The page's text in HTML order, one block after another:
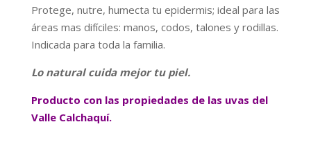
Protege, nutre, humecta tu epidermis; ideal para las
áreas mas difíciles: manos, codos, talones y rodillas.
Indicada para toda la familia.
Lo natural cuida mejor tu piel.
Producto con las propiedades de las uvas del
Valle Calchaquí.